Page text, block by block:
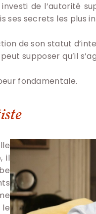
de l’autorité
secrets les plus
de son statut
supposer qu’il
fondamentale.
il
le